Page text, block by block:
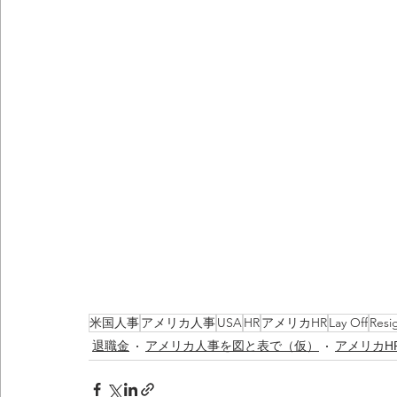
米国人事アメリカ人事USAHRアメリカHRLay Off
退職金 アメリカ人事を図と表で（仮） アメリカ